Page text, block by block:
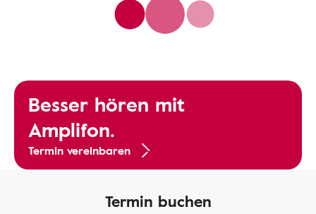
Besser hören mit
Amplifon.
Termin vereinbaren
Termin buchen